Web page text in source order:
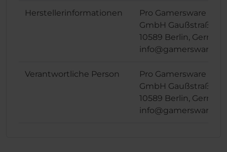
Herstellerinformationen
Pro Gamersware
GmbH Gaußstraße 1,
10589 Berlin,
Verantwortliche Person
Pro Gamersware
GmbH Gaußstraße 1,
10589 Berlin,